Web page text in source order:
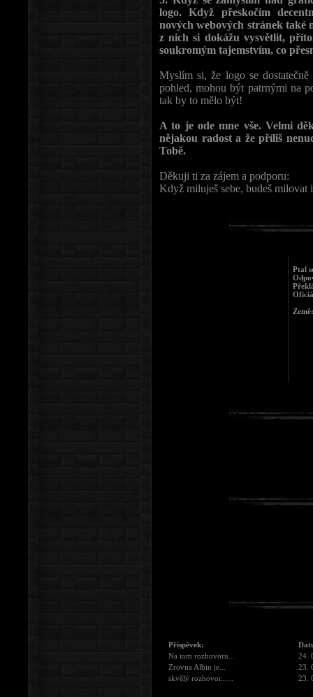
logo. Když přeskočím
nových webových stránek také
z nich si dokážu vysvětlit,
soukromým tajemstvím, co
Myslím si, že logo se
pohled, mohou být patrnými na
tak by to mělo být!
A to je ode mne vše. Velmi
nějakou radost a že příliš
Tobě.
Děkuji ti za zájem a podporu:
Když miluješ sebe, budeš milovat
Ptal
Příspěvek:
Na tom rozhovoru...
24.
Zrovna Albin je...
23.
skvělý rozhovor......
23.